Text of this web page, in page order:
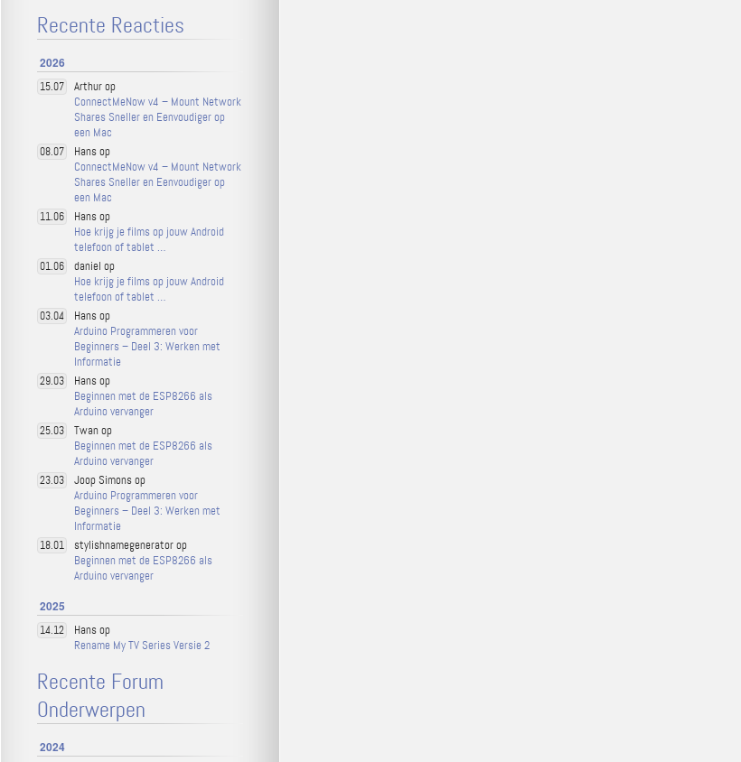
Recente Reacties
2026
15.07
Arthur op
ConnectMeNow v4 – Mount Network
Shares Sneller en Eenvoudiger op
een Mac
08.07
Hans op
ConnectMeNow v4 – Mount Network
Shares Sneller en Eenvoudiger op
een Mac
11.06
Hans op
Hoe krijg je films op jouw Android
telefoon of tablet …
01.06
daniel op
Hoe krijg je films op jouw Android
telefoon of tablet …
03.04
Hans op
Arduino Programmeren voor
Beginners – Deel 3: Werken met
Informatie
29.03
Hans op
Beginnen met de ESP8266 als
Arduino vervanger
25.03
Twan op
Beginnen met de ESP8266 als
Arduino vervanger
23.03
Joop Simons op
Arduino Programmeren voor
Beginners – Deel 3: Werken met
Informatie
18.01
stylishnamegenerator op
Beginnen met de ESP8266 als
Arduino vervanger
2025
14.12
Hans op
Rename My TV Series Versie 2
Recente Forum
Onderwerpen
2024